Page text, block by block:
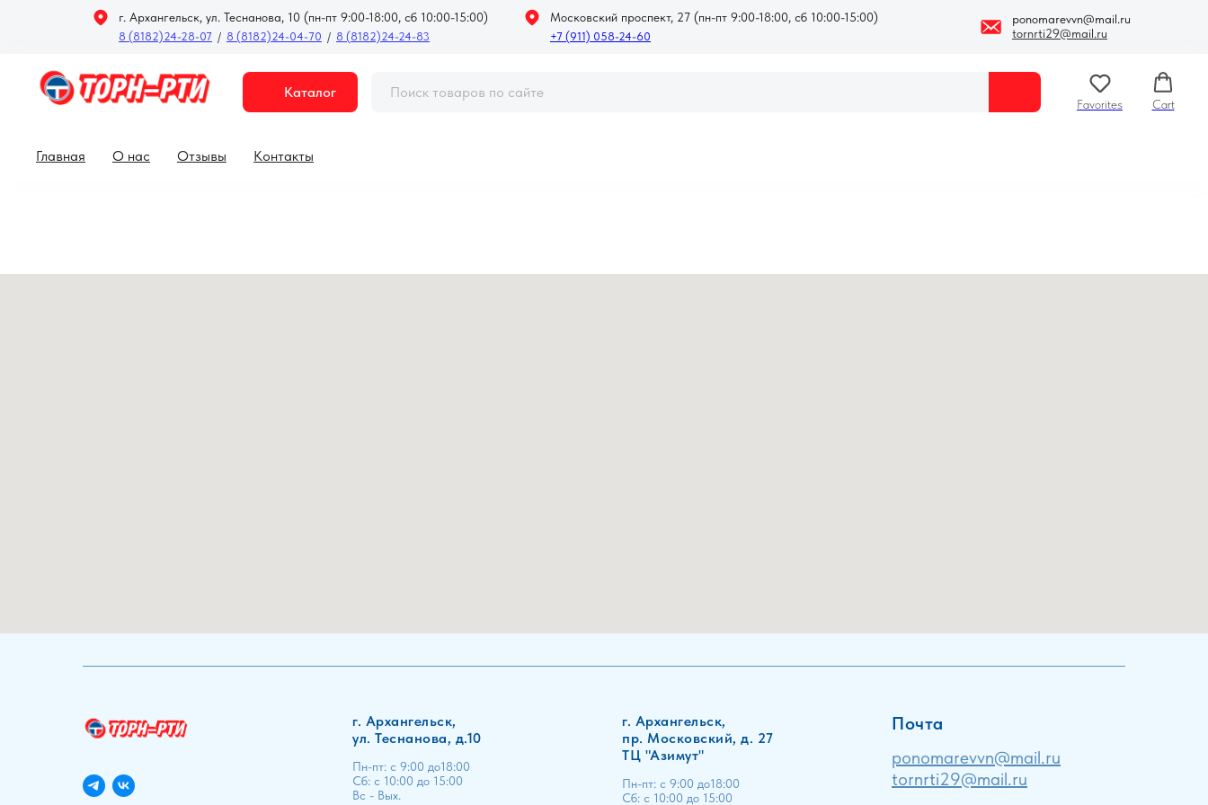
ponomarevvn@mail.ru
tornrti29@mail.ru
+7 (911) 058-24-60
Московский проспект, 27 (пн-пт 9:00-18:00, сб 10:00-15:00)
8 (8182)24-28-07 / 8 (8182)24-04-70 / 8 (8182)24-24-83
г. Архангельск, ул. Теснанова, 10 (пн-пт 9:00-18:00, сб 10:00-15:00)
Каталог
Favorites Cart
Главная О нас Отзывы Контакты
г. Архангельск,
ул. Теснанова, д.10
Пн-пт: с 9:00 до18:00
Сб: с 10:00 до 15:00
Вс - Вых.
г. Архангельск,
пр. Московский, д. 27
ТЦ "Азимут"
Пн-пт: с 9:00 до18:00
Сб: с 10:00 до 15:00
Почта
ponomarevvn@mail.ru
tornrti29@mail.ru